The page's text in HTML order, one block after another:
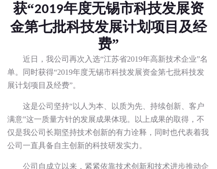
获“2019年度无锡市科技发展资
金第七批科技发展计划项目及经
费”
近日，我公司再次入选“江苏省2019年高新技术企业”名
单。同时获得“2019年度无锡市科技发展资金第七批科技发
展计划项目及经费”。
这是公司坚持“以人为本、以质为先、持续创新、客户
满意”这一质量方针的发展成果体现。以上成果的取得，不
仅是我公司长期坚持技术创新的有力诠释，同时也代表着我
公司一直具备自主创新的科技研发实力。
公司自成立以来，紧紧依靠技术创新和技术进步推动企